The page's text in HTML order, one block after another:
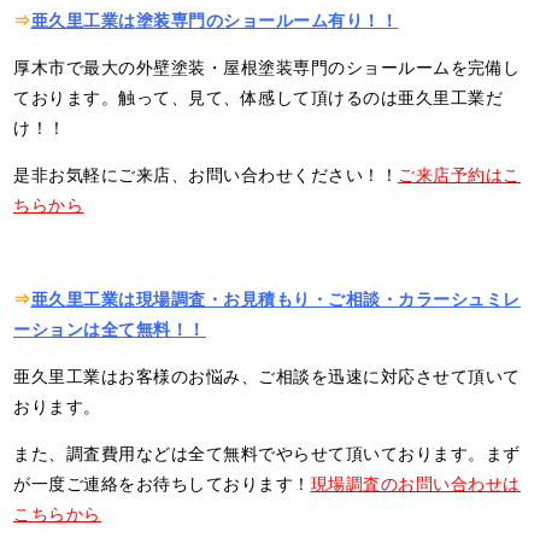
⇒亜久里工業は塗装専門のショールーム有り！！
厚木市で最大の外壁塗装・屋根塗装専門のショールームを完備し
ております。触って、見て、体感して頂けるのは亜久里工業だ
け！！
是非お気軽にご来店、お問い合わせください！！ ご来店予約はこ
ちらから
⇒亜久里工業は現場調査・お見積もり・ご相談・カラーシュミレ
ーションは全て無料！！
亜久里工業はお客様のお悩み、ご相談を迅速に対応させて頂いて
おります。
また、調査費用などは全て無料でやらせて頂いております。まず
が一度ご連絡をお待ちしております！ 現場調査のお問い合わせは
こちらから